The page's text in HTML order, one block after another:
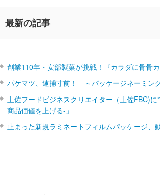
最新の記事
創業110年・安部製菓が挑戦！『カラダに骨骨
パケマツ、逮捕寸前！ ～パッケージネーミン
土佐フードビジネスクリエイター（土佐FBC)
商品価値を上げる‐」
止まった新規ラミネートフィルムパッケージ、